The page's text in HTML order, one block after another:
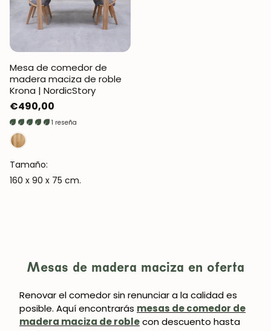
Mesa de comedor de
madera maciza de roble
Krona | NordicStory
Precio
regular
€490,00
1 reseña
Tamaño:
160 x 90 x 75 cm.
Mesas de madera maciza en oferta
Renovar el comedor sin renunciar a la calidad es
posible. Aquí encontrarás mesas de comedor de
madera maciza de roblecon descuento hasta